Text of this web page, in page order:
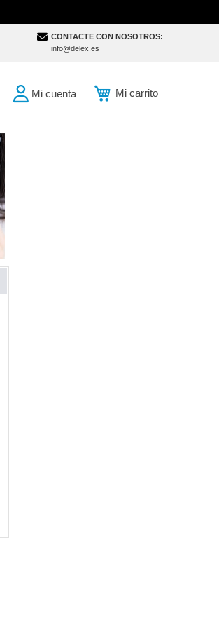
CONTACTE CON NOSOTROS:
info@delex.es
Mi carrito
Mi cuenta